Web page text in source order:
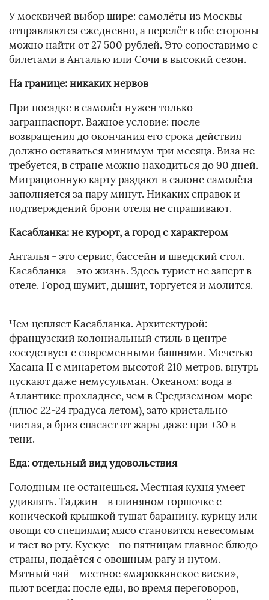
У москвичей выбор шире: самолёты из Москвы
отправляются ежедневно, а перелёт в обе стороны
можно найти от 27 500 рублей. Это сопоставимо с
билетами в Анталью или Сочи в высокий сезон.
На границе: никаких нервов
При посадке в самолёт нужен только
загранпаспорт. Важное условие: после
возвращения до окончания его срока действия
должно оставаться минимум три месяца. Виза не
требуется, в стране можно находиться до 90 дней.
Миграционную карту раздают в салоне самолёта -
заполняется за пару минут. Никаких справок и
подтверждений брони отеля не спрашивают.
Касабланка: не курорт, а город с характером
Анталья - это сервис, бассейн и шведский стол.
Касабланка - это жизнь. Здесь турист не заперт в
отеле. Город шумит, дышит, торгуется и молится.
Чем цепляет Касабланка. Архитектурой:
французский колониальный стиль в центре
соседствует с современными башнями. Мечетью
Хасана II с минаретом высотой 210 метров, внутрь
пускают даже немусульман. Океаном: вода в
Атлантике прохладнее, чем в Средиземном море
(плюс 22-24 градуса летом), зато кристально
чистая, а бриз спасает от жары даже при +30 в
тени.
Еда: отдельный вид удовольствия
Голодным не останешься. Местная кухня умеет
удивлять. Таджин - в глиняном горшочке с
конической крышкой тушат баранину, курицу или
овощи со специями; мясо становится невесомым
и тает во рту. Кускус - по пятницам главное блюдо
страны, подаётся с овощным рагу и нутом.
Мятный чай - местное «марокканское виски»,
пьют всегда: после еды, во время переговоров,